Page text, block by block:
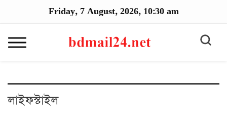
Friday, 7 August, 2026, 10:30 am
লাইফস্টাইল